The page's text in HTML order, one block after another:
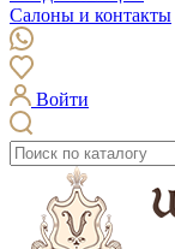
Салоны и контакты
Войти